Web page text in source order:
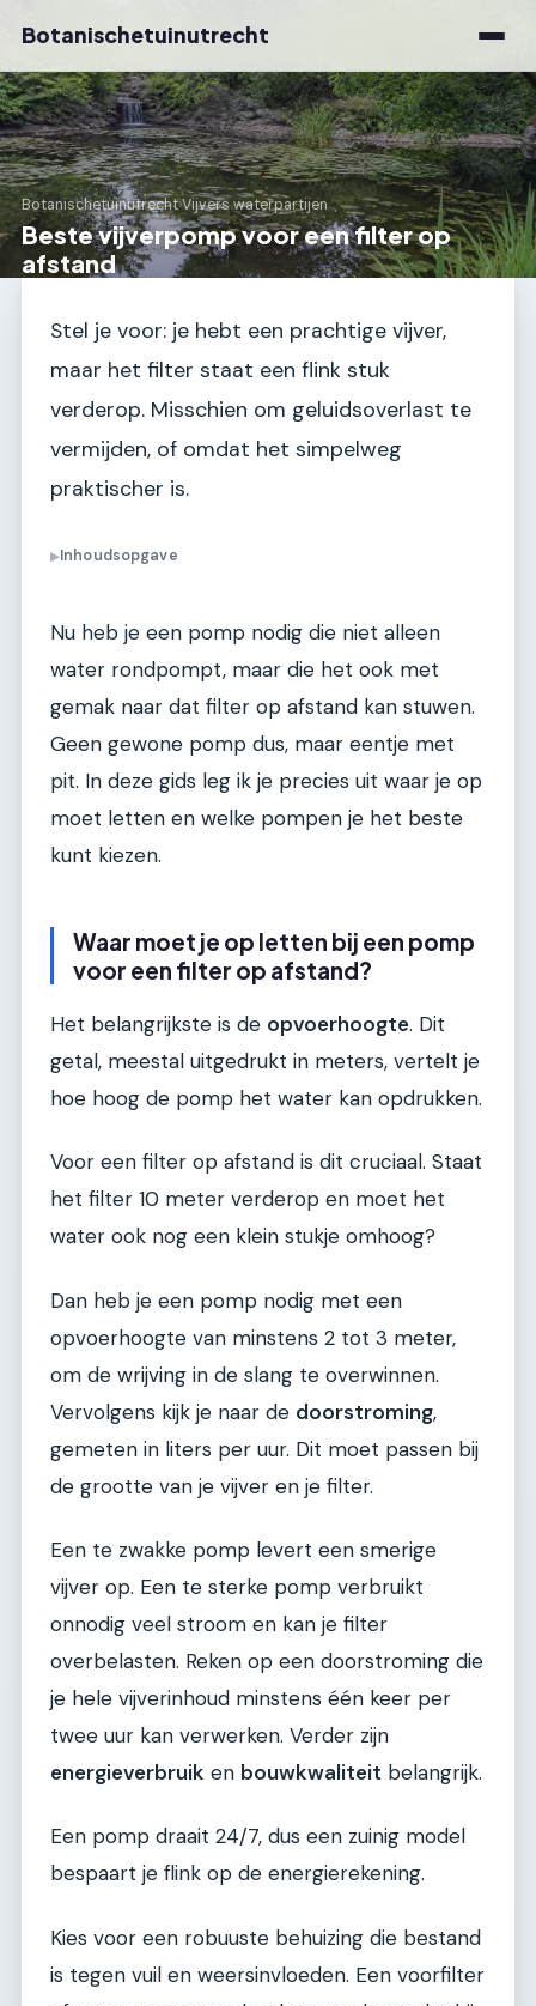
Botanischetuinutrecht
Botanischetuinutrecht›Vijvers waterpartijen
Beste vijverpomp voor een filter op
afstand
Stel je voor: je hebt een prachtige vijver,
maar het filter staat een flink stuk
verderop. Misschien om geluidsoverlast te
vermijden, of omdat het simpelweg
praktischer is.
▶Inhoudsopgave
Nu heb je een pomp nodig die niet alleen
water rondpompt, maar die het ook met
gemak naar dat filter op afstand kan stuwen.
Geen gewone pomp dus, maar eentje met
pit. In deze gids leg ik je precies uit waar je op
moet letten en welke pompen je het beste
kunt kiezen.
Waar moet je op letten bij een pomp
voor een filter op afstand?
Het belangrijkste is de opvoerhoogte. Dit
getal, meestal uitgedrukt in meters, vertelt je
hoe hoog de pomp het water kan opdrukken.
Voor een filter op afstand is dit cruciaal. Staat
het filter 10 meter verderop en moet het
water ook nog een klein stukje omhoog?
Dan heb je een pomp nodig met een
opvoerhoogte van minstens 2 tot 3 meter,
om de wrijving in de slang te overwinnen.
Vervolgens kijk je naar de doorstroming,
gemeten in liters per uur. Dit moet passen bij
de grootte van je vijver en je filter.
Een te zwakke pomp levert een smerige
vijver op. Een te sterke pomp verbruikt
onnodig veel stroom en kan je filter
overbelasten. Reken op een doorstroming die
je hele vijverinhoud minstens één keer per
twee uur kan verwerken. Verder zijn
energieverbruik en bouwkwaliteit belangrijk.
Een pomp draait 24/7, dus een zuinig model
bespaart je flink op de energierekening.
Kies voor een robuuste behuizing die bestand
is tegen vuil en weersinvloeden. Een voorfilter